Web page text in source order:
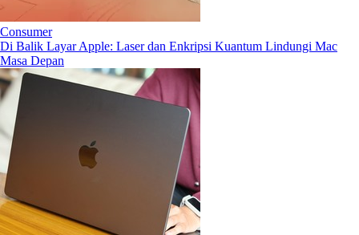
Consumer
Di Balik Layar Apple: Laser dan Enkripsi Kuantum Lindungi Mac
Masa Depan